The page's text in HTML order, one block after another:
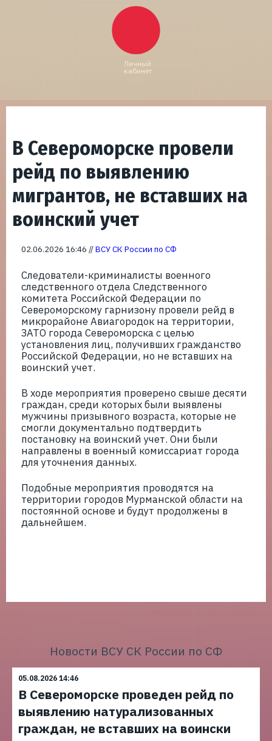
Личный
кабинет
В Североморске провели
рейд по выявлению
мигрантов, не вставших на
воинский учет
02.06.2026 16:46 //ВСУ СК России по СФ
Следователи-криминалисты военного
следственного отдела Следственного
комитета Российской Федерации по
Североморскому гарнизону провели рейд в
микрорайоне Авиагородок на территории,
ЗАТО города Североморска с целью
установления лиц, получивших гражданство
Российской Федерации, но не вставших на
воинский учет.
В ходе мероприятия проверено свыше десяти
граждан, среди которых были выявлены
мужчины призывного возраста, которые не
смогли документально подтвердить
постановку на воинский учет. Они были
направлены в военный комиссариат города
для уточнения данных.
Подобные мероприятия проводятся на
территории городов Мурманской области на
постоянной основе и будут продолжены в
дальнейшем.
Новости ВСУ СК России по СФ
05.08.2026 14:46
В Североморске проведен рейд по
выявлению натурализованных
граждан, не вставших на воински